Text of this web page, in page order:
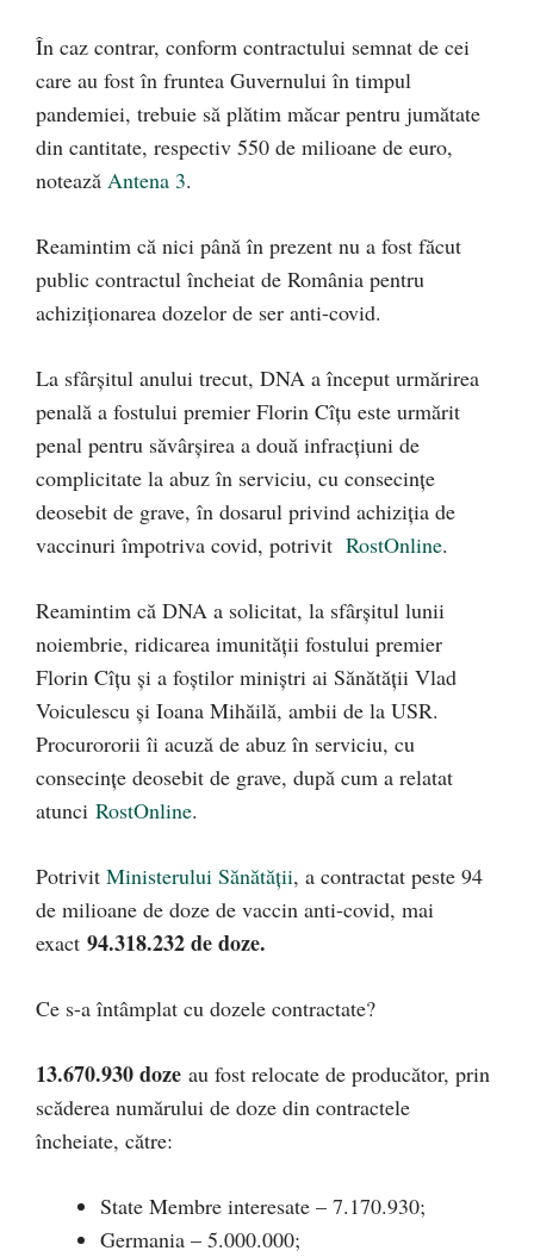
În caz contrar, conform contractului semnat de cei
care au fost în fruntea Guvernului în timpul
pandemiei, trebuie să plătim măcar pentru jumătate
din cantitate, respectiv 550 de milioane de euro,
notează Antena 3.
Reamintim că nici până în prezent nu a fost făcut
public contractul încheiat de România pentru
achiziționarea dozelor de ser anti-covid.
La sfârșitul anului trecut, DNA a început urmărirea
penală a fostului premier Florin Cîțu este urmărit
penal pentru săvârşirea a două infracţiuni de
complicitate la abuz în serviciu, cu consecinţe
deosebit de grave, în dosarul privind achiziţia de
vaccinuri împotriva covid, potrivit RostOnline.
Reamintim că DNA a solicitat, la sfârșitul lunii
noiembrie, ridicarea imunităţii fostului premier
Florin Cîţu şi a foştilor miniştri ai Sănătăţii Vlad
Voiculescu şi Ioana Mihăilă, ambii de la USR.
Procurororii îi acuză de abuz în serviciu, cu
consecinţe deosebit de grave, după cum a relatat
atunci RostOnline.
Potrivit Ministerului Sănătății, a contractat peste 94
de milioane de doze de vaccin anti-covid, mai
exact 94.318.232 de doze.
Ce s-a întâmplat cu dozele contractate?
13.670.930 doze au fost relocate de producător, prin
scăderea numărului de doze din contractele
încheiate, către:
State Membre interesate – 7.170.930;
Germania – 5.000.000;